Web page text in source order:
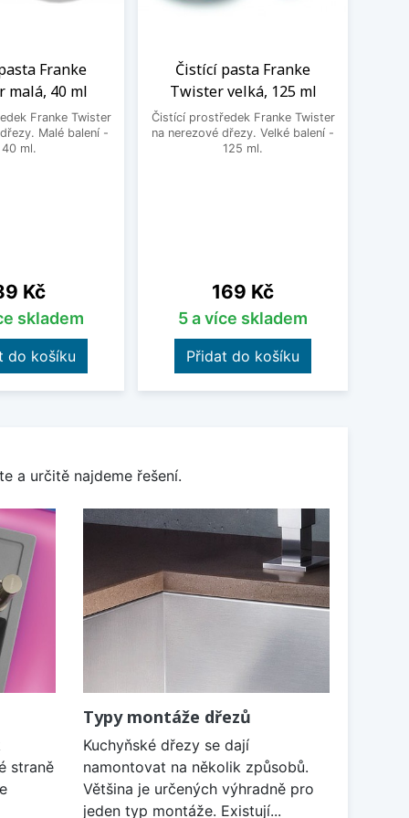
Franke
malá, 40 ml
Franke Twister
Malé balení -
40 ml.
Kč
skladem
do košíku
Čistící pasta Franke
Twister velká, 125 ml
Čistící prostředek Franke Twister
na nerezové dřezy. Velké balení -
125 ml.
Cena
169 Kč
5 a více skladem
Přidat do košíku
a určitě najdeme řešení.
straně
Typy montáže dřezů
Kuchyňské dřezy se dají
namontovat na několik způsobů.
Většina je určených výhradně pro
jeden typ montáže. Existují...